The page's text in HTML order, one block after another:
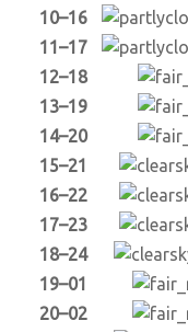
10–16
11–17
12–18
13–19
14–20
15–21
16–22
17–23
18–24
19–01
20–02